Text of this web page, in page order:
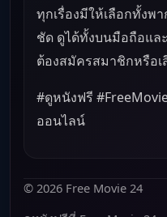
ทุกเรื่องมีให้เลือกทั้งพ
ชัด ดูได้ทั้งบนมือถือแ
ต้องสมัครสมาชิกหรือเ
#ดูหนังฟรี
ออนไลน์
© 2026 Free Movie 24